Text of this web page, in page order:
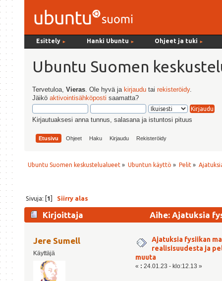
Esittely ► Hanki Ubuntu ► Ohjeet ja tuki ►
Ubuntu Suomen
Tervetuloa,Vieras . Ole hyvä ja kirjaudu tairekisteröidy.
Jäiköaktivointisähköposti saamatta?
Kirjautuaksesi anna tunnus, salasana ja istuntosi pituus
Etusivu Ohjeet Haku Kirjaudu Rekisteröidy
Ubuntu Suomen keskustelualueet » Ubuntun käyttö » Pelit»
Sivuja: [1] Siirry alas
Kirjoittaja
Aihe: Ajatuksia
Jere Sumell
Käyttäjä
Ajatuksia fysiikan
realisisuudesta ja
muuta
« : 24.01.23 - klo:12.13 »